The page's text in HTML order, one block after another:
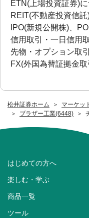
松井証券ホーム
マーケッ
ブラザー工業(6448)
ETN(上場投資証券)
REIT(不動産投資信
IPO(新規公開株)、
信用取引・一日信用
先物・オプション取
FX(外国為替証拠金
はじめての方へ
楽しむ・学ぶ
商品一覧
ツール